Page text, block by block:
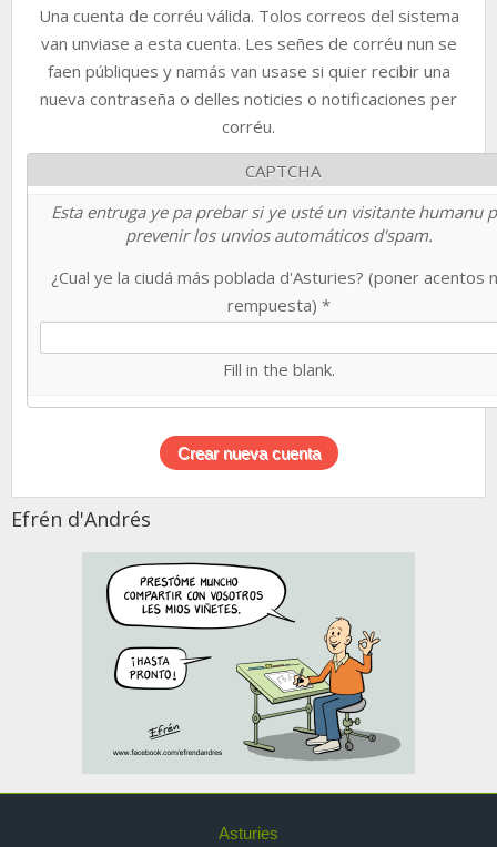
Una cuenta de corréu válida. Tolos correos del sistema
van unviase a esta cuenta. Les señes de corréu nun se
faen públiques y namás van usase si quier recibir una
nueva contraseña o delles noticies o notificaciones per
corréu.
CAPTCHA
Esta entruga ye pa prebar si ye usté un visitante humanu
prevenir los unvios automáticos d'spam.
¿Cual ye la ciudá más poblada d'Asturies? (poner acentos
rempuesta) *
Fill in the blank.
Efrén d'Andrés
Asturies